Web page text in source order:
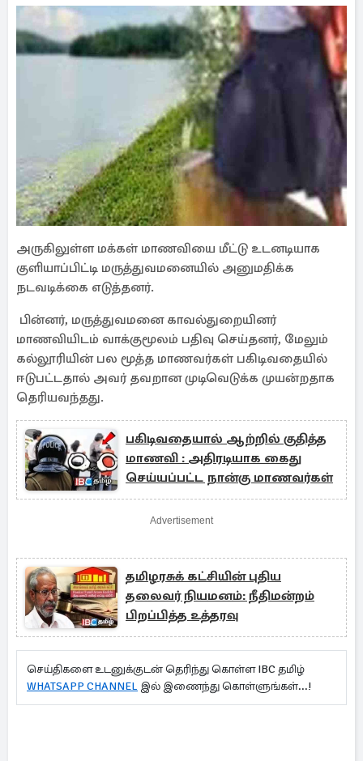
அருகிலுள்ள மக்கள் மாணவியை மீட்டு உடனடியாக
குளியாப்பிட்டி மருத்துவமனையில் அனுமதிக்க
நடவடிக்கை எடுத்தனர்.
பின்னர், மருத்துவமனை காவல்துறையினர்
மாணவியிடம் வாக்குமூலம் பதிவு செய்தனர், மேலும்
கல்லூரியின் பல மூத்த மாணவர்கள் பகிடிவதையில்
ஈடுபட்டதால் அவர் தவறான முடிவெடுக்க முயன்றதாக
தெரியவந்தது.
பகிடிவதையால் ஆற்றில் குதித்த
மாணவி : அதிரடியாக கைது
செய்யப்பட்ட நான்கு மாணவர்கள்
Advertisement
தமிழரசுக் கட்சியின் புதிய
தலைவர் நியமனம்: நீதிமன்றம்
பிறப்பித்த உத்தரவு
செய்திகளை உடனுக்குடன் தெரிந்து கொள்ள IBC தமிழ்
WHATSAPP CHANNEL இல் இணைந்து கொள்ளுங்கள்...!